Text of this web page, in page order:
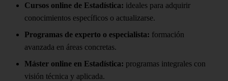
Cursos online de Estadística: ideales para adquirir
conocimientos específicos o actualizarse.
Programas de experto o especialista: formación
avanzada en áreas concretas.
Máster online en Estadística: programas integrales con
visión técnica y aplicada.